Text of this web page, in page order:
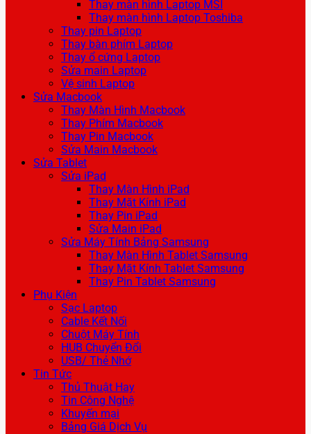
Thay màn hình Laptop MSI
Thay màn hình Laptop Toshiba
Thay pin Laptop
Thay bàn phím Laptop
Thay ổ cứng Laptop
Sửa main Laptop
Vệ sinh Laptop
Sửa Macbook
Thay Màn Hình Macbook
Thay Phím Macbook
Thay Pin Macbook
Sửa Main Macbook
Sửa Tablet
Sửa iPad
Thay Màn Hình iPad
Thay Mặt Kính iPad
Thay Pin iPad
Sửa Main iPad
Sửa Máy Tính Bảng Samsung
Thay Màn Hình Tablet Samsung
Thay Mặt Kính Tablet Samsung
Thay Pin Tablet Samsung
Phụ Kiện
Sạc Laptop
Cable Kết Nối
Chuột Máy Tính
HUB Chuyển Đổi
USB/ Thẻ Nhớ
Tin Tức
Thủ Thuật Hay
Tin Công Nghệ
Khuyến mại
Bảng Giá Dịch Vụ